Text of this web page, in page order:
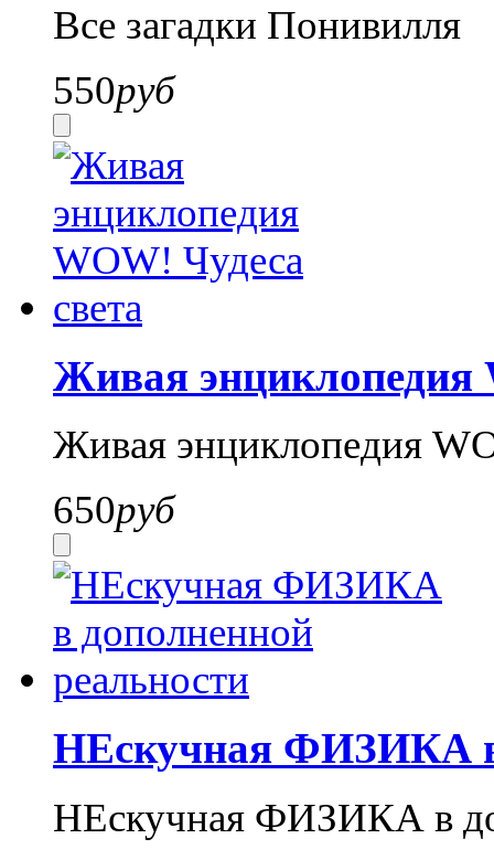
Все загадки Понивилля
550руб
Живая энциклопедия
Живая энциклопедия
650руб
НЕскучная ФИЗИКА в
НЕскучная ФИЗИКА в